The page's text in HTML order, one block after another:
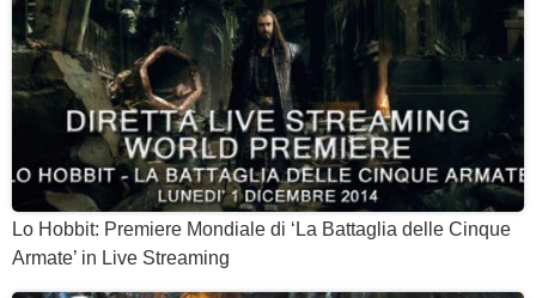
Lo Hobbit: Premiere Mondiale di ‘La Battaglia delle Cinque
Armate’ in Live Streaming